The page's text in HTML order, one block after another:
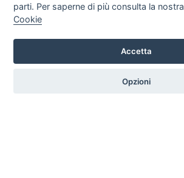
Mobili Di Palma
Via di Ogliara 89, 84135, Salerno
Tel. +39 089281193 / +39 3358372617 Email:
parti. Per saperne di più consulta la nostra
Cookie
Accetta
Opzioni